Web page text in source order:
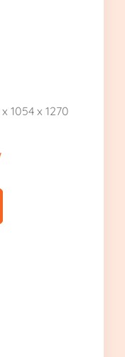
1054 x 1270